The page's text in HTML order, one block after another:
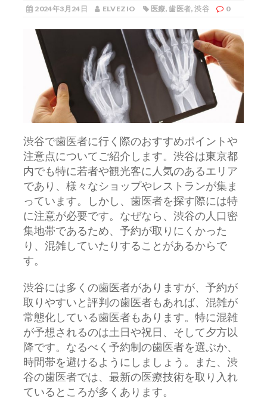
2024年3月24日 ELVEZIO 医療,歯医者,渋谷 0
渋谷で歯医者に行く際のおすすめポイントや
注意点についてご紹介します。 渋谷は東京都
内でも特に若者や観光客に人気のあるエリア
であり、様々なショップやレストランが集ま
っています。しかし、歯医者を探す際には特
に注意が必要です。なぜなら、渋谷の人口密
集地帯であるため、予約が取りにくかった
り、混雑していたりすることがあるからで
す。
渋谷には多くの歯医者がありますが、予約が
取りやすいと評判の歯医者もあれば、混雑が
常態化している歯医者もあります。特に混雑
が予想されるのは土日や祝日、そして夕方以
降です。なるべく予約制の歯医者を選ぶか、
時間帯を避けるようにしましょう。また、渋
谷の歯医者では、最新の医療技術を取り入れ
ているところが多くあります。